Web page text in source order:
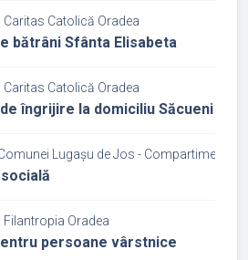
Catolică Oradea
bătrâni Sfânta Elisabeta
Catolică Oradea
îngrijire la domiciliu Săcueni
Lugașu de Jos - Compartiment
Oradea
persoane vârstnice